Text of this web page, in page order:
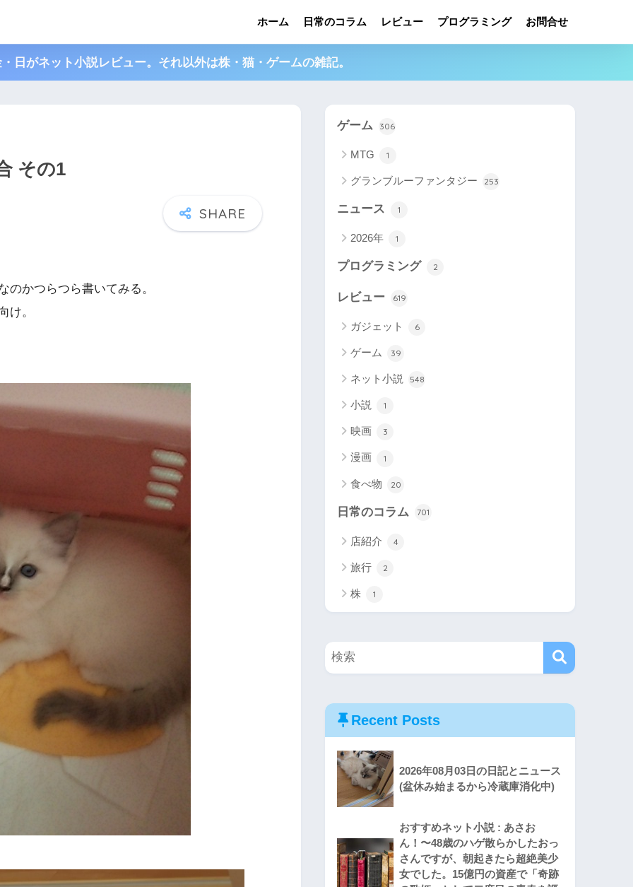
ホーム 日常のコラム レビュー プログラミング お問合せ
日がネット小説レビュー。それ以外は株・猫・ゲームの雑記。
その1
のかつらつら書いてみる。
け。
ゲーム 306
MTG 1
グランブルーファンタジー 253
ニュース 1
2026年 1
プログラミング 2
レビュー 619
ガジェット 6
ゲーム 39
ネット小説 548
小説 1
映画 3
漫画 1
食べ物 20
日常のコラム 701
店紹介 4
旅行 2
株 1
Recent Posts
2026年08月03日の日記とニュース
(盆休み始まるから冷蔵庫消化中)
おすすめネット小説 : あさお
ん！〜48歳のハゲ散らかしたおっ
さんですが、朝起きたら超絶美少
女でした。15億円の資産で「奇跡